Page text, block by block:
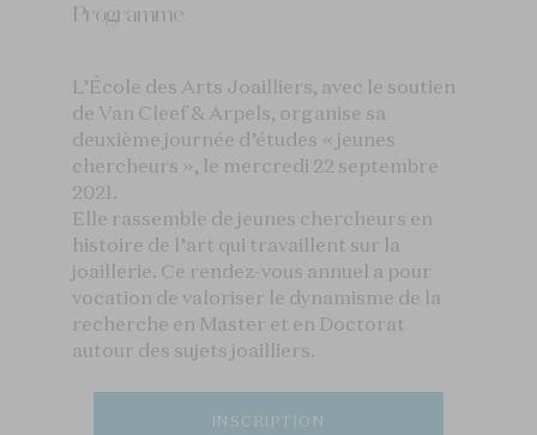
Programme
L’École des Arts Joailliers, avec le soutien
de Van Cleef & Arpels, organise sa
deuxième journée d’études « jeunes
chercheurs », le mercredi 22 septembre
2021.
Elle rassemble de jeunes chercheurs en
histoire de l’art qui travaillent sur la
joaillerie. Ce rendez-vous annuel a pour
vocation de valoriser le dynamisme de la
recherche en Master et en Doctorat
autour des sujets joailliers.
INSCRIPTION